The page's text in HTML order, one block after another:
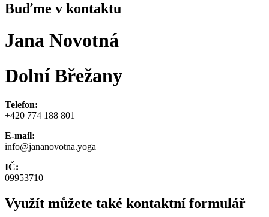
Buďme v kontaktu
Jana Novotná
Dolní Břežany
Telefon:
+420 774 188 801
E-mail:
info@jananovotna.yoga
IČ:
09953710
Využít můžete také kontaktní formulář